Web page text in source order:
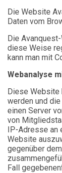
Die Website
Daten vom
Die
diese Weise
kann man mit
Webanalyse
Diese Website
werden und
einen Server
von
IP-Adresse an
Website
gegenüber
Fall